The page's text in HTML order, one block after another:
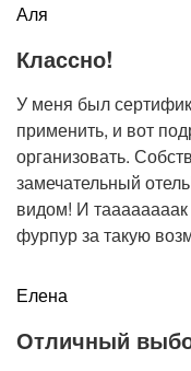
Аля
Классно!
У меня был
применить, и вот
организовать.
замечательный
видом! И
фурпур за такую
Елена
Отличный